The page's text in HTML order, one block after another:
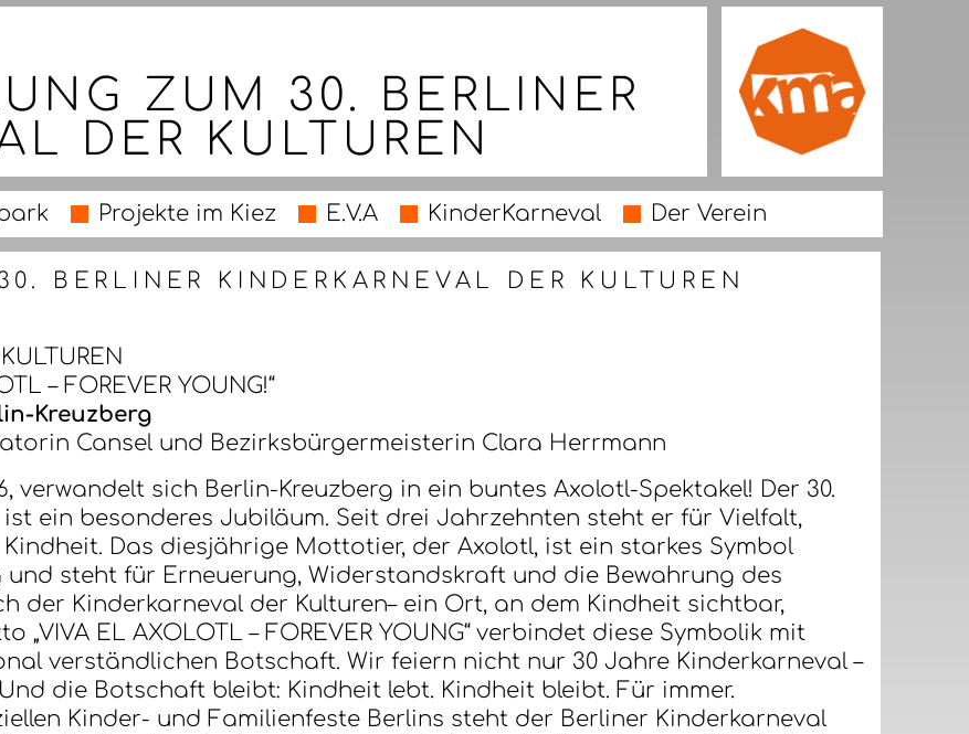
ZUM 30. BERLINER
DER KULTUREN
Projekte im Kiez E.V.A KinderKarneval Der Verein
BERLINER KINDERKARNEVAL DER KULTUREN
– FOREVER YOUNG!“
Kreuzberg
Cansel und Bezirksbürgermeisterin Clara Herrmann
verwandelt sich Berlin-Kreuzberg in ein buntes Axolotl-Spektakel! Der 30.
ein besonderes Jubiläum. Seit drei Jahrzehnten steht er für Vielfalt,
Das diesjährige Mottotier, der Axolotl, ist ein starkes Symbol
steht für Erneuerung, Widerstandskraft und die Bewahrung des
der Kinderkarneval der Kulturen– ein Ort, an dem Kindheit sichtbar,
EL AXOLOTL – FOREVER YOUNG“ verbindet diese Symbolik mit
verständlichen Botschaft. Wir feiern nicht nur 30 Jahre Kinderkarneval –
die Botschaft bleibt: Kindheit lebt. Kindheit bleibt. Für immer.
Kinder- und Familienfeste Berlins steht der Berliner Kinderkarneval